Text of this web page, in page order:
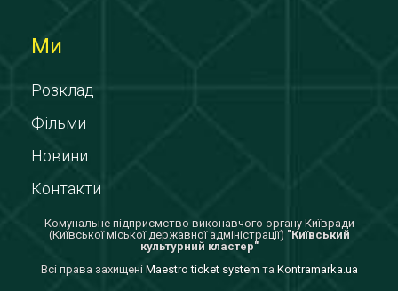
Ми
Розклад
Фільми
Новини
Контакти
Комунальне підприємство виконавчого органу Київради
(Київської міської державної адміністрації) "Київський
культурний кластер"
Всi права захищенi Maestro ticket system та Kontramarka.ua